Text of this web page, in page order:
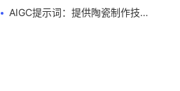
AIGC提示词：提供陶瓷制作技巧和建议